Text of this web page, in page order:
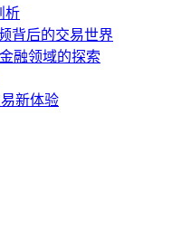
析
背后的交易世界
融领域的探索
新体验